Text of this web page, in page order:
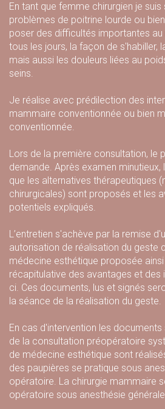
En tant que femme chirurgien je suis
problèmes de poitrine lourde ou
poser des difficultés importantes au
tous les jours, la façon de s'habiller,
mais aussi les douleurs liées au
seins.
Je réalise avec prédilection des
mammaire conventionnée ou bien
conventionnée.
Lors de la première consultation, le
demande. Après examen
que les alternatives thérapeutiques
chirurgicales) sont proposés et les
potentiels expliqués.
L’entretien s'achève par la remise
autorisation de réalisation du geste
médecine esthétique proposée
récapitulative des avantages et des
ci. Ces documents, lus et signés
la séance de la réalisation du geste.
En cas d'intervention les
de la consultation préopératoire
de médecine esthétique sont
des paupières se pratique sous
opératoire. La chirurgie mammaire
opératoire sous anesthésie